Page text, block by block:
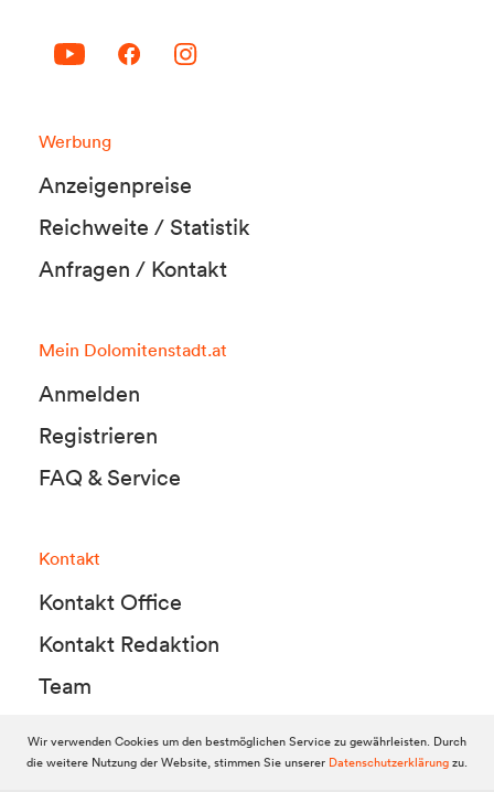
Werbung
Anzeigenpreise
Reichweite / Statistik
Anfragen / Kontakt
Mein Dolomitenstadt.at
Anmelden
Registrieren
FAQ & Service
Kontakt
Kontakt Office
Kontakt Redaktion
Team
© 2010-2026 Dolomitenstadt.at
Wir verwenden Cookies um den bestmöglichen Service zu gewährleisten. Durch
die weitere Nutzung der Website, stimmen Sie unserer Datenschutzerklärungzu.